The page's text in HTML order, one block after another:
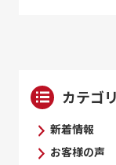
カテゴ
新着情報
お客様の声